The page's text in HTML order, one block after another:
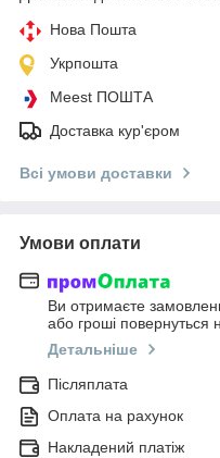
Нова Пошта
Укрпошта
Meest ПОШТА
Доставка кур'єром
Всі умови доставки
Умови оплати
Ви отримаєте
або гроші повернуться
Детальніше
Післяплата
Оплата на рахунок
Накладений платіж